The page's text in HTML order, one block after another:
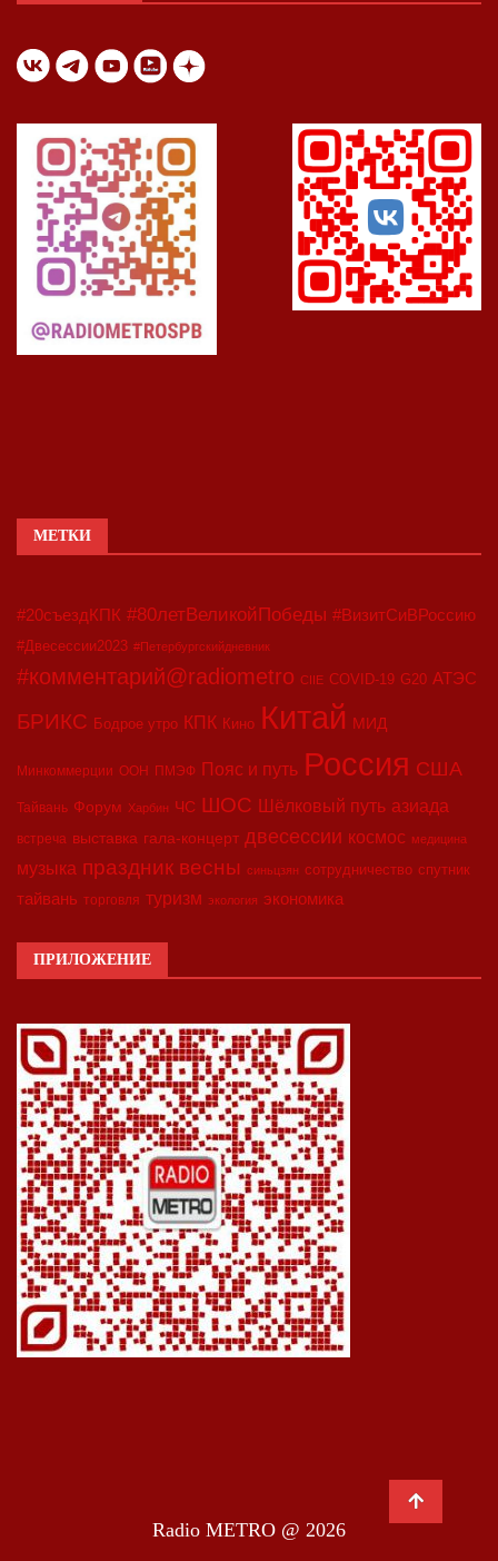
МЕТКИ
#20съездКПК #80летВеликойПобеды #ВизитСиВРоссию
#Двесессии2023 #Петербургскийдневник
#комментарий@radiometro CIIE COVID-19 G20 АТЭС
БРИКС Бодрое утро КПК Кино Китай МИД
Минкоммерции ООН ПМЭФ Пояс и путь Россия США
Тайвань Форум Харбин ЧС ШОС Шёлковый путь азиада
встреча выставка гала-концерт двесессии космос медицина
музыка праздник весны синьцзян сотрудничество спутник
тайвань торговля туризм экология экономика
ПРИЛОЖЕНИЕ
Radio METRO @ 2026